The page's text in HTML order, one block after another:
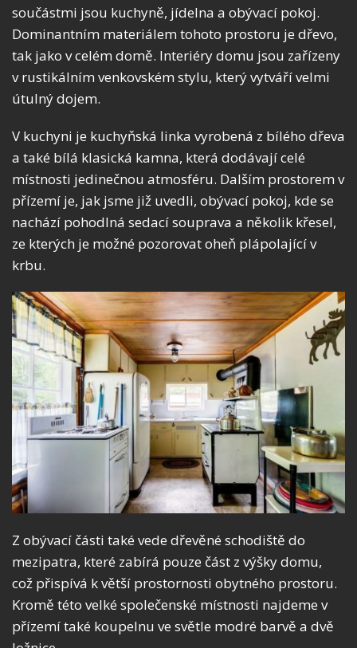
součástmi jsou kuchyně, jídelna a obývací pokoj.
Dominantním materiálem tohoto prostoru je dřevo,
tak jako v celém domě. Interiéry domu jsou zařízeny
v rustikálním venkovském stylu, který vytváří velmi
útulný dojem.
V kuchyni je kuchyňská linka vyrobená z bílého dřeva
a také bílá klasická kamna, která dodávají celé
místnosti jedinečnou atmosféru. Dalším prostorem v
přízemí je, jak jsme již uvedli, obývací pokoj, kde se
nachází pohodlná sedací souprava a několik křesel,
ze kterých je možné pozorovat oheň plápolající v
krbu.
Z obývací části také vede dřevěné schodiště do
mezipatra, které zabírá pouze část z výšky domu,
což přispívá k větší prostornosti obytného prostoru.
Kromě této velké společenské místnosti najdeme v
přízemí také koupelnu ve světle modré barvě a dvě